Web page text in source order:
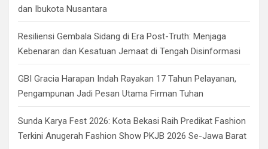
dan Ibukota Nusantara
Resiliensi Gembala Sidang di Era Post-Truth: Menjaga
Kebenaran dan Kesatuan Jemaat di Tengah Disinformasi
GBI Gracia Harapan Indah Rayakan 17 Tahun Pelayanan,
Pengampunan Jadi Pesan Utama Firman Tuhan
Sunda Karya Fest 2026: Kota Bekasi Raih Predikat Fashion
Terkini Anugerah Fashion Show PKJB 2026 Se-Jawa Barat